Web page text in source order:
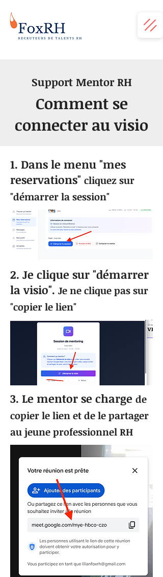
Support Mentor RH
Comment se
connecter au visio
1. Dans le menu "mes
reservations" cliquez sur
"démarrer la session"
2. Je clique sur "démarrer
la visio". Je ne clique pas sur
"copier le lien"
3. Le mentor se charge de
copier le lien et de le partager
au jeune professionnel RH